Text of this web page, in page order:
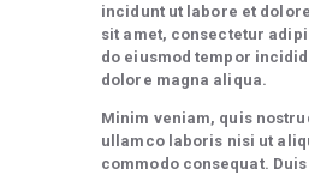
incidunt ut labore et
sit amet, consectetur
do eiusmod tempor
dolore magna aliqua.
Minim veniam, quis
ullamco laboris nisi ut
commodo consequat.